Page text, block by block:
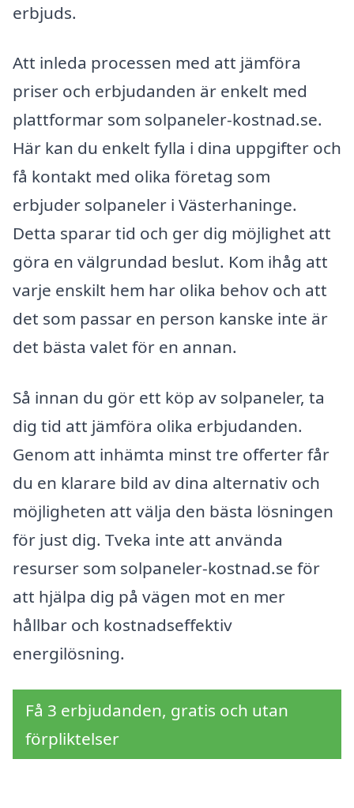
erbjuds.
Att inleda processen med att jämföra
priser och erbjudanden är enkelt med
plattformar som solpaneler-kostnad.se.
Här kan du enkelt fylla i dina uppgifter och
få kontakt med olika företag som
erbjuder solpaneler i Västerhaninge.
Detta sparar tid och ger dig möjlighet att
göra en välgrundad beslut. Kom ihåg att
varje enskilt hem har olika behov och att
det som passar en person kanske inte är
det bästa valet för en annan.
Så innan du gör ett köp av solpaneler, ta
dig tid att jämföra olika erbjudanden.
Genom att inhämta minst tre offerter får
du en klarare bild av dina alternativ och
möjligheten att välja den bästa lösningen
för just dig. Tveka inte att använda
resurser som solpaneler-kostnad.se för
att hjälpa dig på vägen mot en mer
hållbar och kostnadseffektiv
energilösning.
Få 3 erbjudanden, gratis och utan
förpliktelser